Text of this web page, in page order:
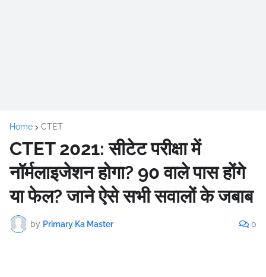
Home CTET
CTET 2021: सीटेट परीक्षा में
नॉर्मलाइजेशन होगा? 90 वाले पास होंगे
या फेल? जाने ऐसे सभी सवालों के जबाब
by Primary Ka Master 0